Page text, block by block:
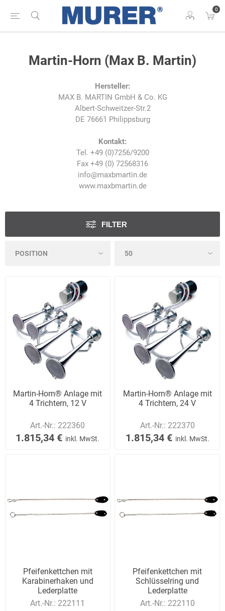
0
Martin-Horn (Max B. Martin)
Hersteller:
MAX B. MARTIN GmbH & Co. KG
Albert-Schweitzer-Str.2
DE 76661 Philippsburg
Kontakt:
Tel. +49 (0)7256/9200
Fax +49 (0) 72568316
info@maxbmartin.de
www.maxbmartin.de
FILTER
Martin-Horn® Anlage mit
4 Trichtern, 12 V
Art.-Nr.: 222360
1.815,34 € inkl. MwSt.
Martin-Horn® Anlage mit
4 Trichtern, 24 V
Art.-Nr.: 222370
1.815,34 € inkl. MwSt.
Pfeifenkettchen mit
Karabinerhaken und
Lederplatte
Art.-Nr.: 222111
Pfeifenkettchen mit
Schlüsselring und
Lederplatte
Art.-Nr.: 222110